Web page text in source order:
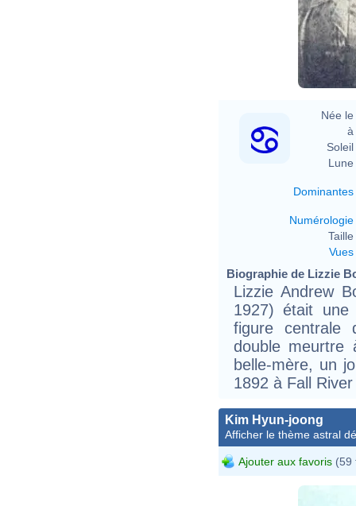
Née le
à
Soleil
Lune
Dominantes
Numérologie
Taille
Vues
Biographie de Lizzie
Lizzie Andrew
1927) était une
figure centrale
double
belle-mère, un
1892 à Fall
Kim Hyun-joong
Afficher le thème astral
Ajouter aux favoris (59